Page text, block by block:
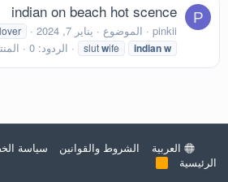
P
indian on beach hot scence
pinkii الموضوع يناير 7, 2024
indianw
slutwife الردود: 0
العربية الشروط والقوانين سياسة
الرئيسية
R
S